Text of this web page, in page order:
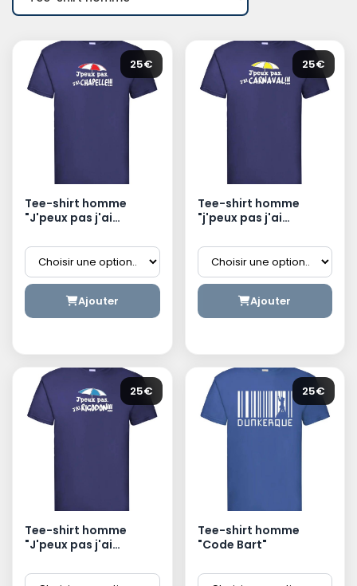
25€
Tee-shirt homme
"J'peux pas j'ai
Ajouter
25€
Tee-shirt homme
"j'peux pas j'ai
Ajouter
25€
Tee-shirt homme
"J'peux pas j'ai
25€
Tee-shirt homme
"Code Bart"